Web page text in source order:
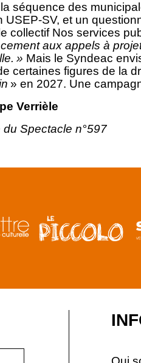
séquence des
USEP-SV, et un
collectif Nos services
aux appels à
» Mais le Syndeac
certaines figures de la
» en 2027. Une
Verrièle
Spectacle n°597